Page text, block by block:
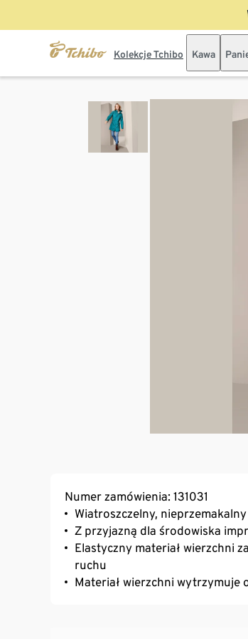
Kolekcje Tchibo Kawa
Numer zamówienia: 131031
Wiatroszczelny,
Z przyjazną dla środowiska
Elastyczny materiał wierzchni
ruchu
Materiał wierzchni wytrzymuje